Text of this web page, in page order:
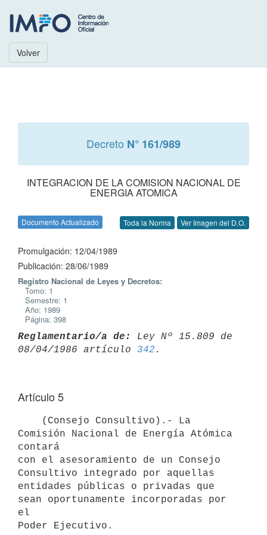
Volver
Decreto N° 161/989
INTEGRACION DE LA COMISION NACIONAL DE
ENERGIA ATOMICA
Documento Actualizado Toda la Norma Ver Imagen del D.O.
Promulgación: 12/04/1989
Publicación: 28/06/1989
Registro Nacional de Leyes y Decretos:
Tomo: 1
Semestre: 1
Año: 1989
Página: 398
Reglamentario/a de:
Ley Nº 15.809 de
08/04/1986 artículo 342
Artículo 5
Comisión Nacional de Energía Atómica
contará
con el asesoramiento de un Consejo
Consultivo integrado por aquellas
entidades públicas o privadas que
sean oportunamente incorporadas por
el